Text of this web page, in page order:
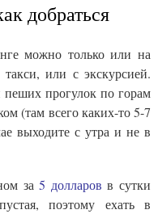
добраться
можно только или на
или с экскурсией.
прогулок по горам
(там всего каких-то 5-7
выходите с утра и не в
за5 долларов в сутки
поэтому ехать в